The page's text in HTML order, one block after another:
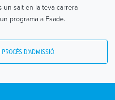
un salt en la teva carrera
programa a Esade.
PROCÉS D'ADMISSIÓ